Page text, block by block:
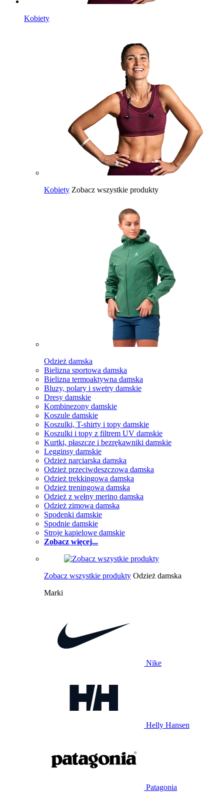
Kobiety
Kobiety Zobacz wszystkie produkty
Odzież damska
Bielizna sportowa damska
Bielizna termoaktywna damska
Bluzy, polary i swetry damskie
Dresy damskie
Kombinezony damskie
Koszule damskie
Koszulki, T-shirty i topy damskie
Koszulki i topy z filtrem UV damskie
Kurtki, płaszcze i bezrękawniki damskie
Legginsy damskie
Odzież narciarska damska
Odzież przeciwdeszczowa damska
Odzież trekkingowa damska
Odzież treningowa damska
Odzież z wełny merino damska
Odzież zimowa damska
Spodenki damskie
Spodnie damskie
Stroje kąpielowe damskie
Zobacz więcej...
Zobacz wszystkie produkty Odzież damska
Marki
Nike
Helly Hansen
Patagonia